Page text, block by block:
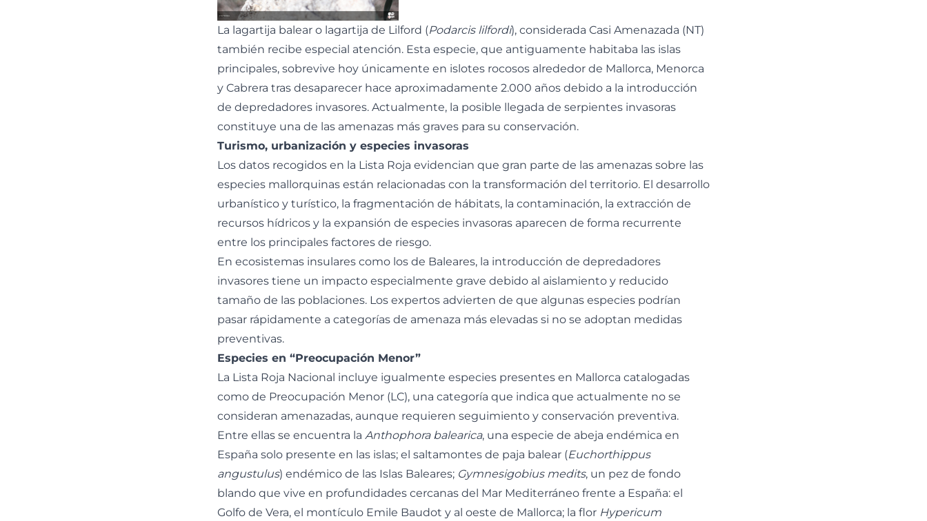
La lagartija balear o lagartija de Lilford (Podarcis lilfordi), considerada Casi Amenazada (NT)
también recibe especial atención. Esta especie, que antiguamente habitaba las islas
principales, sobrevive hoy únicamente en islotes rocosos alrededor de Mallorca, Menorca
y Cabrera tras desaparecer hace aproximadamente 2.000 años debido a la introducción
de depredadores invasores. Actualmente, la posible llegada de serpientes invasoras
constituye una de las amenazas más graves para su conservación.
Turismo, urbanización y especies invasoras
Los datos recogidos en la Lista Roja evidencian que gran parte de las amenazas sobre las
especies mallorquinas están relacionadas con la transformación del territorio. El desarrollo
urbanístico y turístico, la fragmentación de hábitats, la contaminación, la extracción de
recursos hídricos y la expansión de especies invasoras aparecen de forma recurrente
entre los principales factores de riesgo.
En ecosistemas insulares como los de Baleares, la introducción de depredadores
invasores tiene un impacto especialmente grave debido al aislamiento y reducido
tamaño de las poblaciones. Los expertos advierten de que algunas especies podrían
pasar rápidamente a categorías de amenaza más elevadas si no se adoptan medidas
preventivas.
Especies en “Preocupación Menor”
La Lista Roja Nacional incluye igualmente especies presentes en Mallorca catalogadas
como de Preocupación Menor (LC), una categoría que indica que actualmente no se
consideran amenazadas, aunque requieren seguimiento y conservación preventiva.
Entre ellas se encuentra la Anthophora balearica, una especie de abeja endémica en
España solo presente en las islas; el saltamontes de paja balear (Euchorthippus
angustulus) endémico de las Islas Baleares; Gymnesigobius medits, un pez de fondo
blando que vive en profundidades cercanas del Mar Mediterráneo frente a España: el
Golfo de Vera, el montículo Emile Baudot y al oeste de Mallorca; la flor Hypericum